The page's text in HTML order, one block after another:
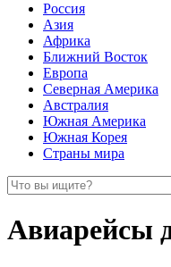
Россия
Азия
Африка
Ближний Восток
Европа
Северная Америка
Австралия
Южная Америка
Южная Корея
Страны мира
Авиарейсы